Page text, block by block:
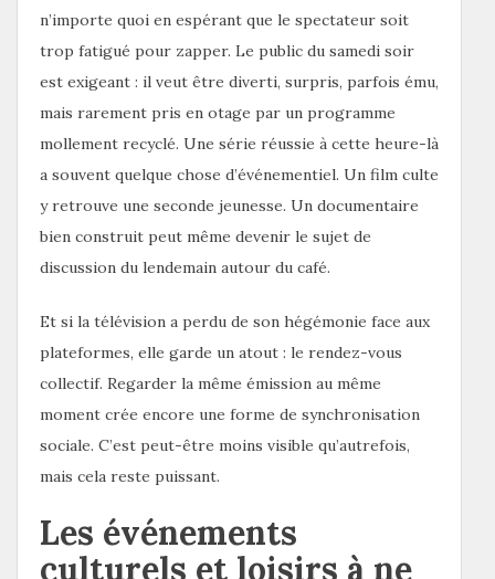
n’importe quoi en espérant que le spectateur soit
trop fatigué pour zapper. Le public du samedi soir
est exigeant : il veut être diverti, surpris, parfois ému,
mais rarement pris en otage par un programme
mollement recyclé. Une série réussie à cette heure-là
a souvent quelque chose d’événementiel. Un film culte
y retrouve une seconde jeunesse. Un documentaire
bien construit peut même devenir le sujet de
discussion du lendemain autour du café.
Et si la télévision a perdu de son hégémonie face aux
plateformes, elle garde un atout : le rendez-vous
collectif. Regarder la même émission au même
moment crée encore une forme de synchronisation
sociale. C’est peut-être moins visible qu’autrefois,
mais cela reste puissant.
Les événements
culturels et loisirs à ne